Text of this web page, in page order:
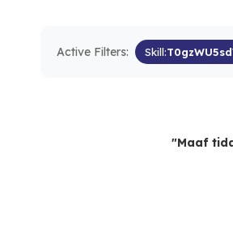
Active Filters: Skill:
"Maaf